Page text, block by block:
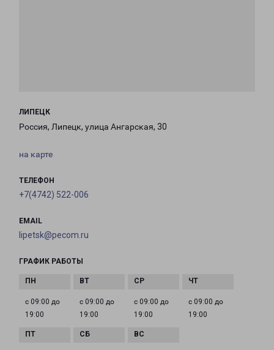
ЛИПЕЦК
Россия, Липецк, улица Ангарская, 30
на карте
ТЕЛЕФОН
+7(4742) 522-006
EMAIL
lipetsk@pecom.ru
ГРАФИК РАБОТЫ
с 09:00 до
19:00
с 09:00 до
19:00
с 09:00 до
19:00
с 09:00 до
19:00